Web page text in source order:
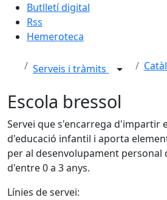
Butlletí digital
Rss
Hemeroteca
Serveis i tràmits
Escola bressol
Servei que s'encarrega d'impartir
d'educació infantil i aporta
per al desenvolupament personal
d'entre 0 a 3 anys.
Línies de servei: